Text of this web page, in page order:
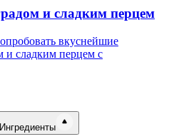
и сладким перцем
вкуснейшие
и сладким перцем с
Ингредиенты